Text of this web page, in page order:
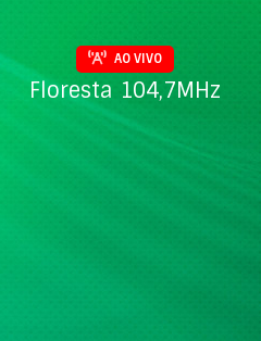
AO VIVO
Floresta 104,7MHz